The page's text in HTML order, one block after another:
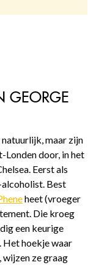
GEORGE
maar zijn
Londen door, in het
Eerst als
Best
heet (vroeger
Die kroeg
een keurige
Het hoekje waar
ze graag